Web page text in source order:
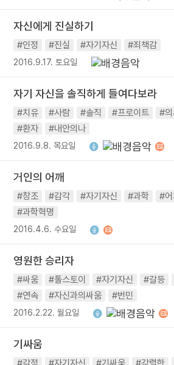
자신에게 진실하기
#인정 #진실 #자기자신 #죄책감
2016.9.17. 토요일
자기 자신을 솔직하게 들여다보라
#치유 #사람 #솔직 #프로이트 #
#환자
#내안의나
2016.9.8. 목요일
거인의 어깨
#창조 #감각 #자기자신 #과학 #어
#과학혁명
2016.4.6. 수요일
영원한 승리자
#싸움 #톨스토이 #자기자신 #갈등
#연속
#자신과의싸움 #번민
2016.2.22. 월요일
기싸움